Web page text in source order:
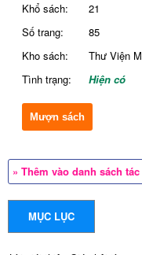
Khổ sách:
21
Số trang:
85
Kho sách:
Thư Viện
Tình trạng:
Hiện có
Mượn sách
» Thêm vào danh sách
MỤC LỤC